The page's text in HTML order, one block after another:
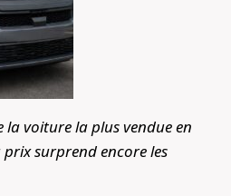
la voiture la plus vendue en
surprend encore les